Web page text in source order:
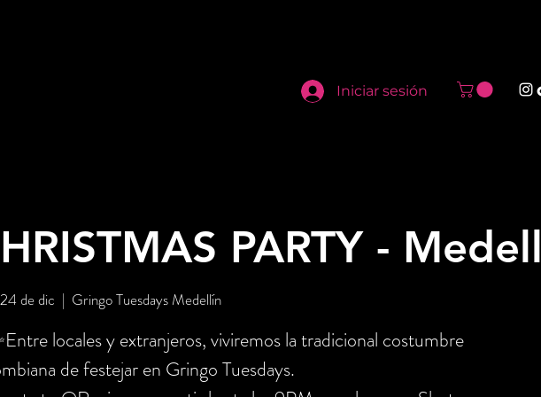
Iniciar sesión
PARTY -
de dic
  |
Gringo Tuesdays Medellín
locales y extranjeros, viviremos la tradicional costumbre
de festejar en Gringo Tuesdays.